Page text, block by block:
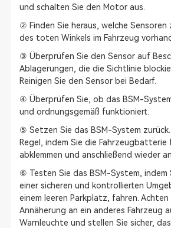
und schalten Sie den Motor aus.
② Finden Sie heraus, welche Sensoren
des toten Winkels im Fahrzeug
③ Überprüfen Sie den Sensor auf
Ablagerungen, die die Sichtlinie
Reinigen Sie den Sensor bei Bedarf.
④ Überprüfen Sie, ob das BSM-
und ordnungsgemäß funktioniert.
⑤ Setzen Sie das BSM-System
Regel, indem Sie die Fahrzeugbatterie
abklemmen und anschließend wieder
⑥ Testen Sie das BSM-System, indem
einer sicheren und kontrollierten
einem leeren Parkplatz, fahren. Achten
Annäherung an ein anderes Fahrzeug
Warnleuchte und stellen Sie sicher,